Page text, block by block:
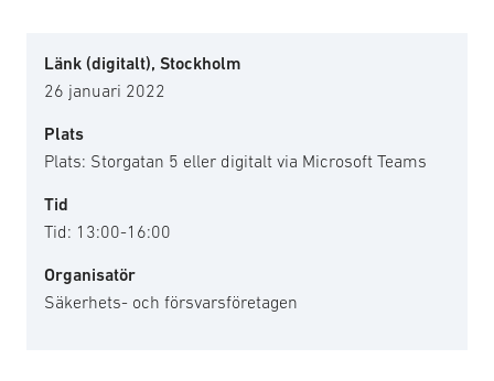
Länk (digitalt), Stockholm
26 januari 2022
Plats
Plats: Storgatan 5 eller digitalt via Microsoft Teams
Tid
Tid: 13:00-16:00
Organisatör
Säkerhets- och försvarsföretagen